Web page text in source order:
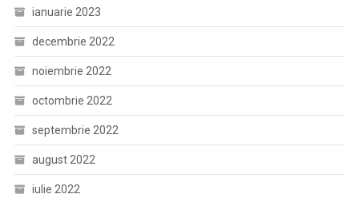
ianuarie 2023
decembrie 2022
noiembrie 2022
octombrie 2022
septembrie 2022
august 2022
iulie 2022